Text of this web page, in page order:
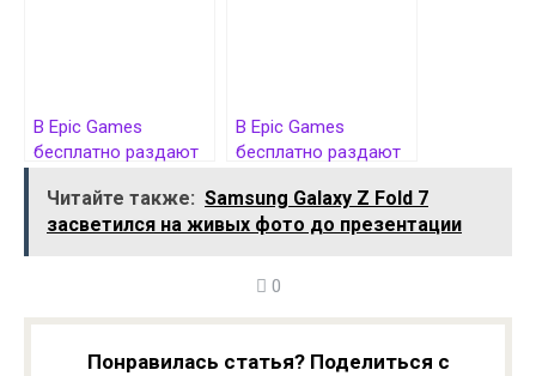
В Epic Games
бесплатно раздают
игру Mages of
Mystralia
В Epic Games
бесплатно раздают
River City Girls
Читайте также: Samsung Galaxy Z Fold 7
засветился на живых фото до презентации
0
Понравилась статья? Поделиться с